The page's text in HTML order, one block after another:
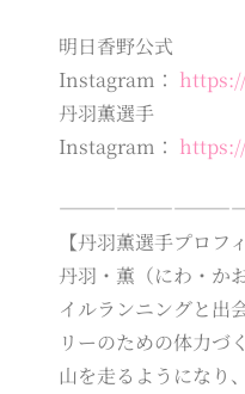
明日香野公式
Instagram：
丹羽薫選手
Instagram：
【丹羽薫選手プロフ
丹羽・薫（にわ・か
イルランニングと出
リーのための体力づ
山を走るようになり